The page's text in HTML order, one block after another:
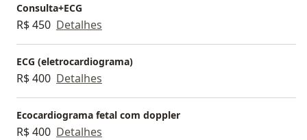
Consulta+ECG
R$ 450 Detalhes
ECG (eletrocardiograma)
R$ 400 Detalhes
Ecocardiograma fetal com doppler
R$ 400 Detalhes